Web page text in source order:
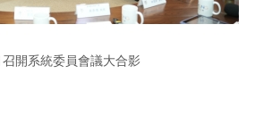
開系統委員會議大合影